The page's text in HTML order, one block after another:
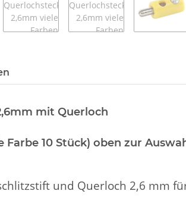
mit Querloch
10 Stück) oben zur
und Querloch 2,6 mm